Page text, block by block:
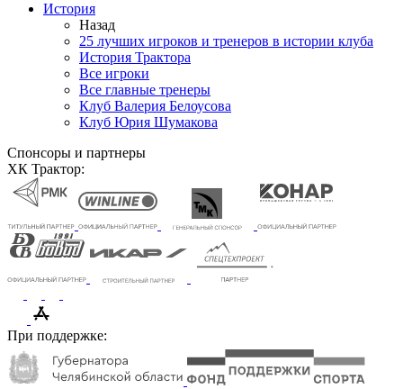
История
Назад
25 лучших игроков и тренеров в истории клуба
История Трактора
Все игроки
Все главные тренеры
Клуб Валерия Белоусова
Клуб Юрия Шумакова
Спонсоры и партнеры
ХК Трактор:
При поддержке: